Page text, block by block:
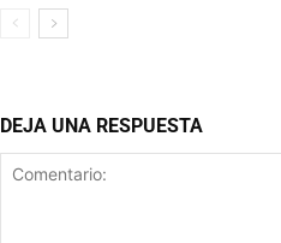
DEJA UNA RESPUESTA